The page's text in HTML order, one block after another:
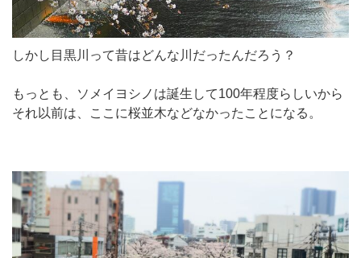
しかし目黒川って昔はどんな川だったんだろう？
もっとも、ソメイヨシノは誕生して100年程度らしいから
それ以前は、ここに桜並木などなかったことになる。